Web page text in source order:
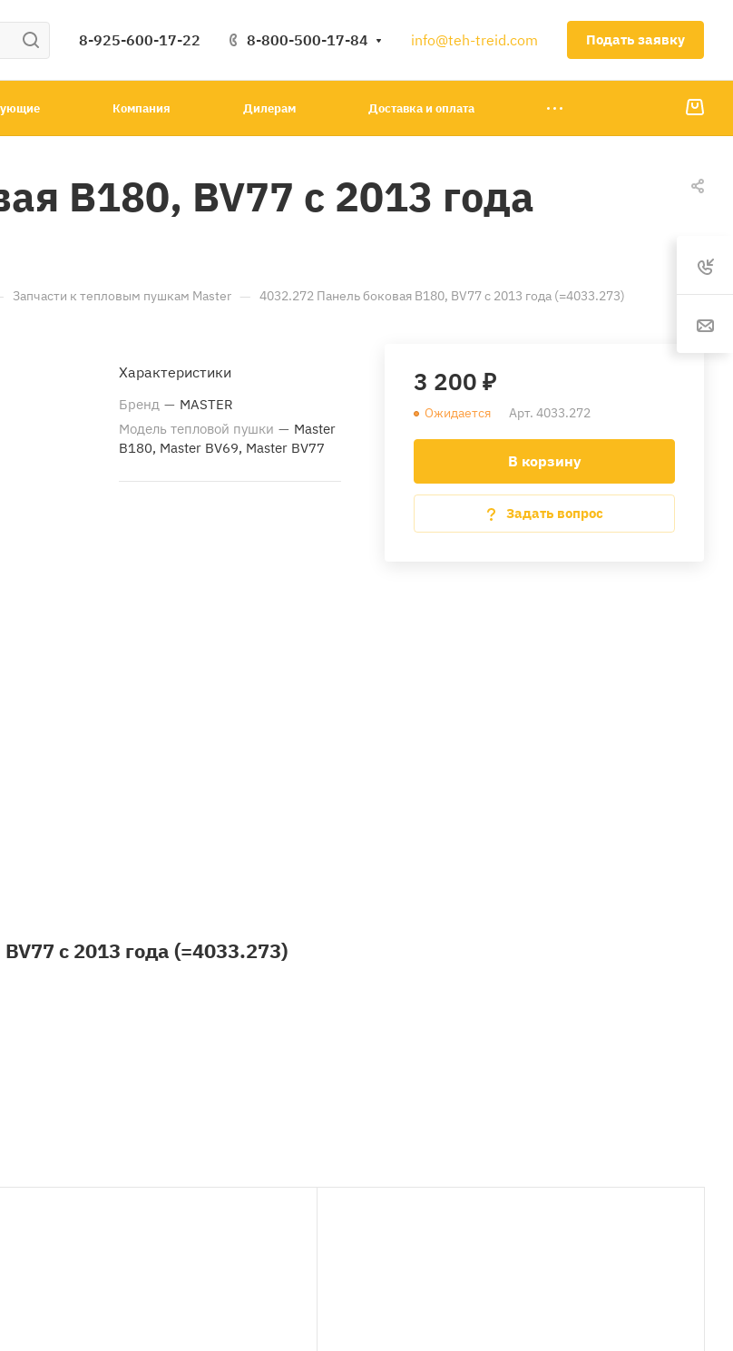
8-925-600-17-22 8-800-500-17-84 info@teh-treid.com Подать заявку
Компания Дилерам Доставка и оплата
B180, BV77 с 2013 года
Запчасти к тепловым пушкам Master — 4032.272 Панель боковая B180, BV77 с 2013 года (=4033.273)
3 200 ₽
Ожидается Арт. 4033.272
В корзину
Задать вопрос
Характеристики
Бренд — MASTER
Модель тепловой пушки — Master
B180, Master BV69, Master BV77
с 2013 года (=4033.273)